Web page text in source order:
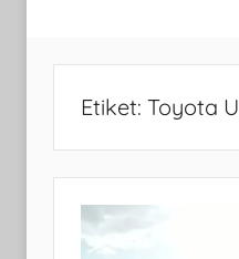
Etiket: Toyota